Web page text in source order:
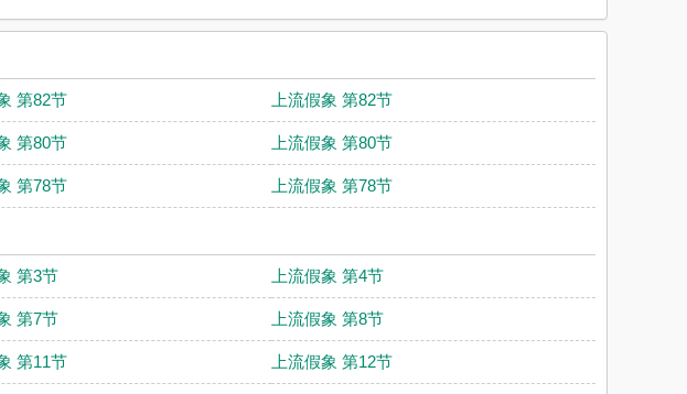
第82节 上流假象 第82节
第80节 上流假象 第80节
第78节 上流假象 第78节
第3节 上流假象 第4节
第7节 上流假象 第8节
第11节 上流假象 第12节